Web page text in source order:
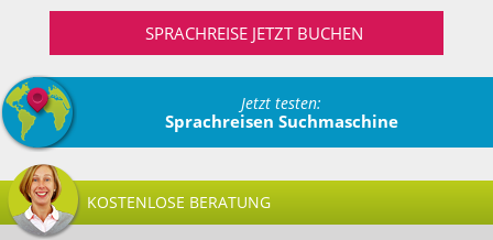
SPRACHREISE JETZT BUCHEN
Jetzt testen:
Sprachreisen Suchmaschine
KOSTENLOSE BERATUNG